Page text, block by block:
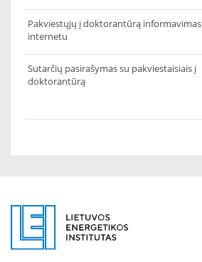
Pakviestųjų į doktorantūrą informavimas
internetu
Sutarčių pasirašymas su pakviestaisiais į
doktorantūrą